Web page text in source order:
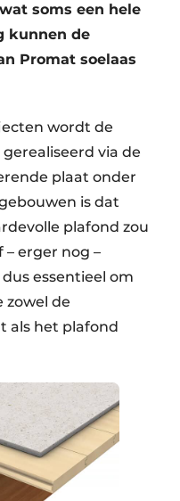
soms een hele
kunnen de
Promat soelaas
wordt de
via de
plaat onder
is dat
plafond zou
erger nog –
essentieel om
zowel de
als het plafond